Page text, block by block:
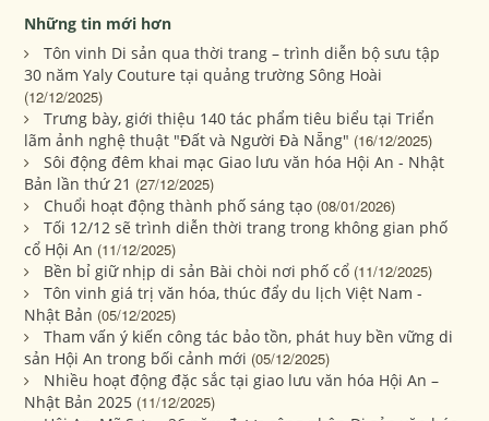
Những tin mới hơn
Tôn vinh Di sản qua thời trang – trình diễn bộ sưu tập
30 năm Yaly Couture tại quảng trường Sông Hoài
(12/12/2025)
Trưng bày, giới thiệu 140 tác phẩm tiêu biểu tại Triển
lãm ảnh nghệ thuật "Đất và Người Đà Nẵng" (16/12/2025)
Sôi động đêm khai mạc Giao lưu văn hóa Hội An - Nhật
Bản lần thứ 21 (27/12/2025)
Chuổi hoạt động thành phố sáng tạo (08/01/2026)
Tối 12/12 sẽ trình diễn thời trang trong không gian phố
cổ Hội An (11/12/2025)
Bền bỉ giữ nhịp di sản Bài chòi nơi phố cổ (11/12/2025)
Tôn vinh giá trị văn hóa, thúc đẩy du lịch Việt Nam -
Nhật Bản (05/12/2025)
Tham vấn ý kiến công tác bảo tồn, phát huy bền vững di
sản Hội An trong bối cảnh mới (05/12/2025)
Nhiều hoạt động đặc sắc tại giao lưu văn hóa Hội An –
Nhật Bản 2025 (11/12/2025)